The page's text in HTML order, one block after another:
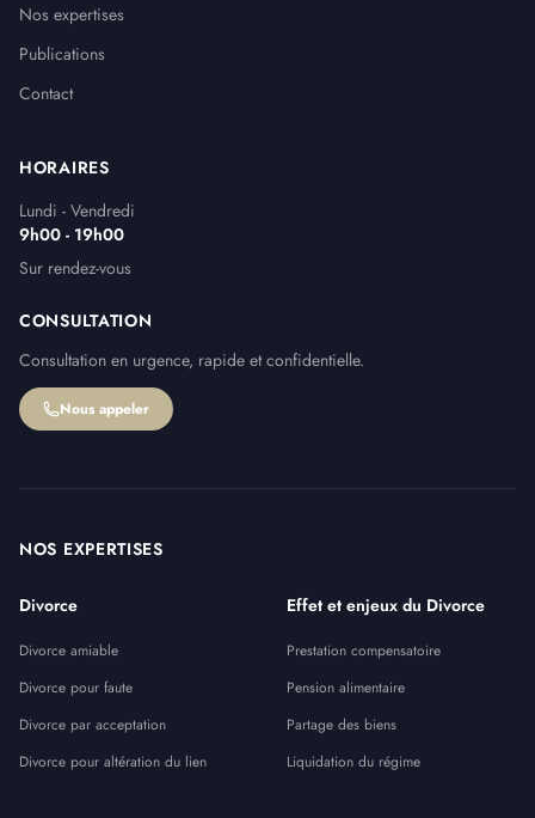
Nos expertises
Publications
Contact
HORAIRES
Lundi - Vendredi
9h00 - 19h00
Sur rendez-vous
CONSULTATION
Consultation en urgence, rapide et confidentielle.
Nous appeler
NOS EXPERTISES
Divorce
Divorce amiable
Divorce pour faute
Divorce par acceptation
Divorce pour altération du lien
Effet et enjeux du Divorce
Prestation compensatoire
Pension alimentaire
Partage des biens
Liquidation du régime